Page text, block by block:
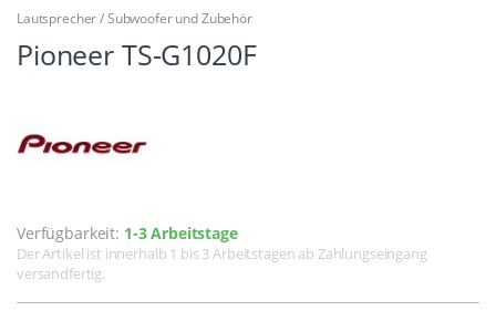
Lautsprecher / Subwoofer und Zubehör
Pioneer TS-G1020F
Verfügbarkeit: 1-3 Arbeitstage
Der Artikel ist innerhalb 1 bis 3 Arbeitstagen ab Zahlungseingang
versandfertig.